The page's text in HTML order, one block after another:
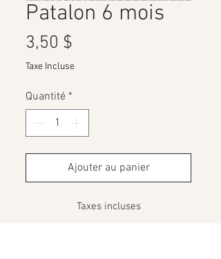
Patalon 6 mois
3,50 $
Taxe Incluse
Quantité *
Ajouter au panier
Taxes incluses